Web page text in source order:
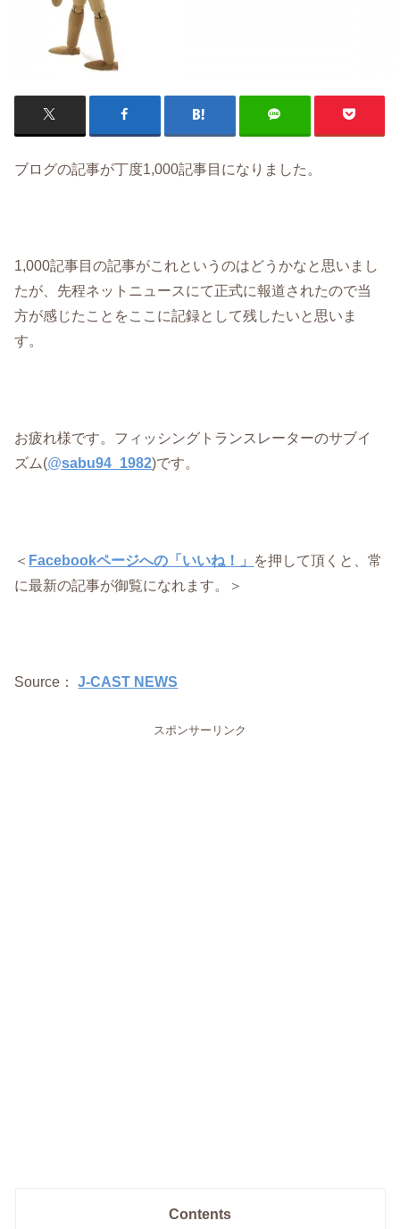
ブログの記事が丁度1,000記事目になりました。
1,000記事目の記事がこれというのはどうかなと思いまし
たが、先程ネットニュースにて正式に報道されたので当
方が感じたことをここに記録として残したいと思いま
す。
お疲れ様です。フィッシングトランスレーターのサブイ
ズム(@sabu94_1982)です。
＜ Facebookページへの「いいね！」 を押して頂くと、常
に最新の記事が御覧になれます。＞
Source：J-CAST NEWS
スポンサーリンク
Contents